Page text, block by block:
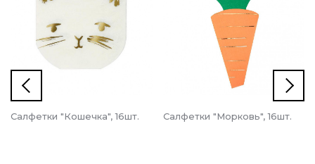
Салфетки "Кошечка", 16шт. Салфетки "Морковь", 16шт.